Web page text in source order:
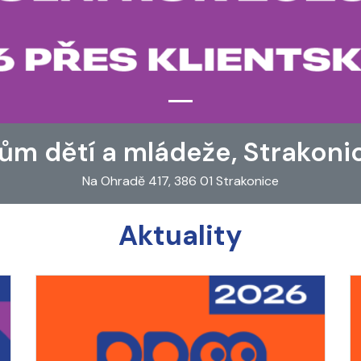
dětí a mládeže,
Na Ohradě 417, 386 01 Strakonice
Aktuality